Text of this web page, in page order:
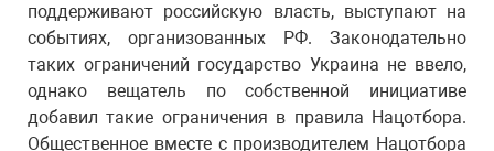
поддерживают российскую власть, выступают на
событиях, организованных РФ. Законодательно
таких ограничений государство Украина не ввело,
однако вещатель по собственной инициативе
добавил такие ограничения в правила Нацотбора.
Общественное вместе с производителем Нацотбора